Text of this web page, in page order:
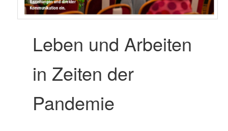
Leben und Arbeiten
in Zeiten der
Pandemie